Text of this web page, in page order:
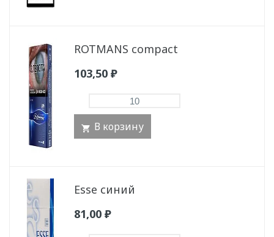
ROTMANS compact
103,50 ₽
В корзину
Esse синий
81,00 ₽